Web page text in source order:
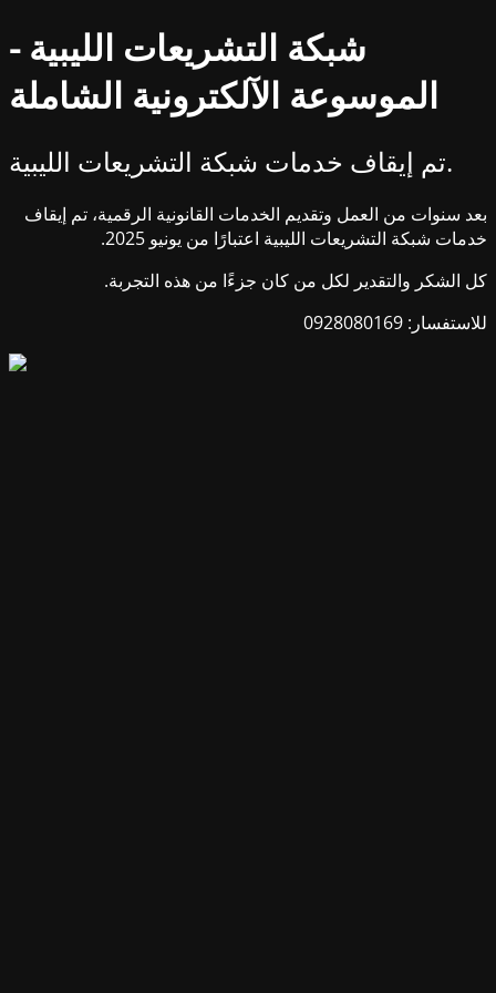
شبكة التشريعات الليبية -
الموسوعة الآلكترونية الشاملة
تم إيقاف خدمات شبكة التشريعات الليبية.
بعد سنوات من العمل وتقديم الخدمات القانونية الرقمية، تم إيقاف
خدمات شبكة التشريعات الليبية اعتبارًا من يونيو 2025.
كل الشكر والتقدير لكل من كان جزءًا من هذه التجربة.
للاستفسار: 0928080169